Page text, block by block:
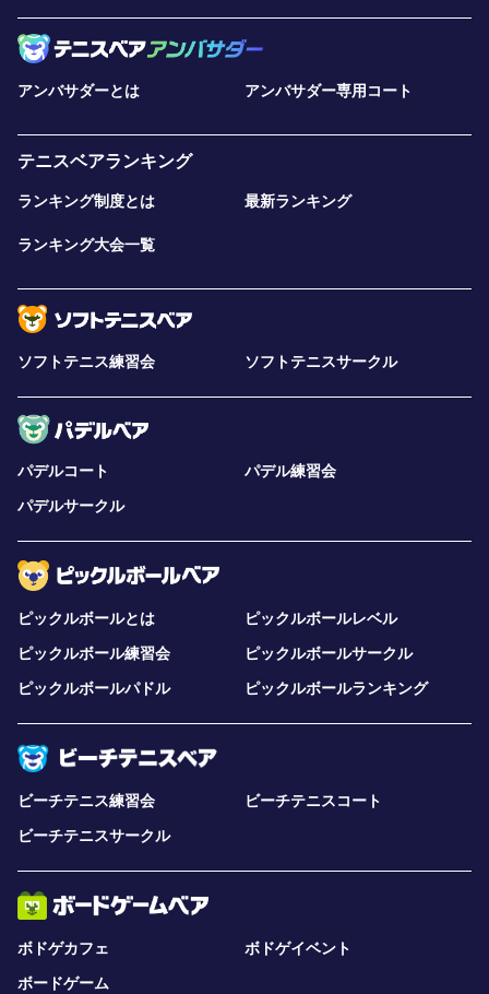
アンバサダーとは アンバサダー専用コート
テニスベアランキング
ランキング制度とは 最新ランキング
ランキング大会一覧
ソフトテニス練習会 ソフトテニスサークル
パデルコート
パデル練習会
パデルサークル
ピックルボールとは
ピックルボールレベル
ピックルボール練習会
ピックルボールサークル
ピックルボールパドル
ピックルボールランキング
ビーチテニス練習会
ビーチテニスコート
ビーチテニスサークル
ボドゲカフェ
ボドゲイベント
ボードゲーム